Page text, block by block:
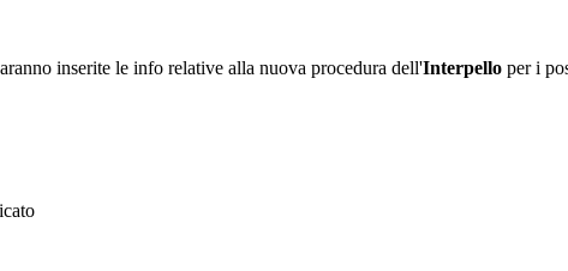
inserite le info relative alla nuova procedura dell'Interpello per i